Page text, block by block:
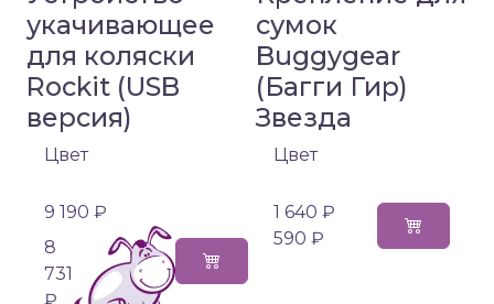
укачивающее
для коляски
Rockit (USB
версия)
Цвет
9 190 ₽
8
731
сумок
Buggygear
(Багги Гир)
Звезда
Цвет
1 640 ₽
590 ₽